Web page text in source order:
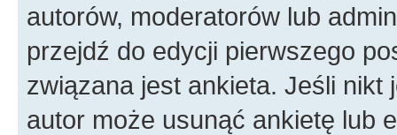
autorów, moderatorów lub
przejdź do edycji pierwszego
związana jest ankieta. Jeśli nikt
autor może usunąć ankietę lub